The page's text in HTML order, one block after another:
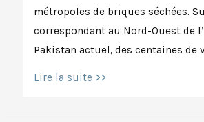
métropoles de briques séchées.
correspondant au Nord-Ouest de
Pakistan actuel, des centaines de
Est-
Lire la suite >>